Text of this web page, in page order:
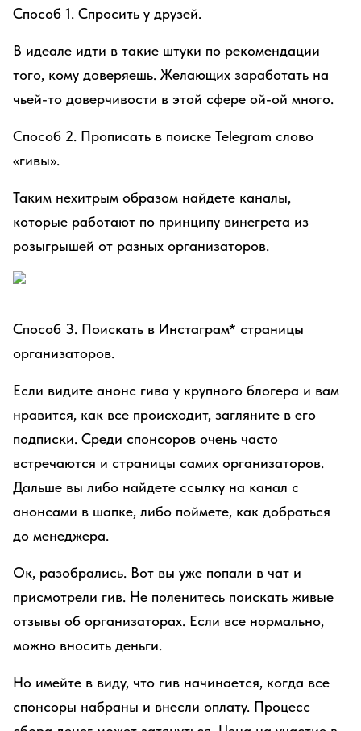
Способ 1. Спросить у друзей.
В идеале идти в такие штуки по рекомендации
того, кому доверяешь. Желающих заработать на
чьей-то доверчивости в этой сфере ой-ой много.
Способ 2. Прописать в поиске Telegram слово
«гивы».
Таким нехитрым образом найдете каналы,
которые работают по принципу винегрета из
розыгрышей от разных организаторов.
Способ 3. Поискать в Инстаграм* страницы
организаторов.
Если видите анонс гива у крупного блогера и вам
нравится, как все происходит, загляните в его
подписки. Среди спонсоров очень часто
встречаются и страницы самих организаторов.
Дальше вы либо найдете ссылку на канал с
анонсами в шапке, либо поймете, как добраться
до менеджера.
Ок, разобрались. Вот вы уже попали в чат и
присмотрели гив. Не поленитесь поискать живые
отзывы об организаторах. Если все нормально,
можно вносить деньги.
Но имейте в виду, что гив начинается, когда все
спонсоры набраны и внесли оплату. Процесс